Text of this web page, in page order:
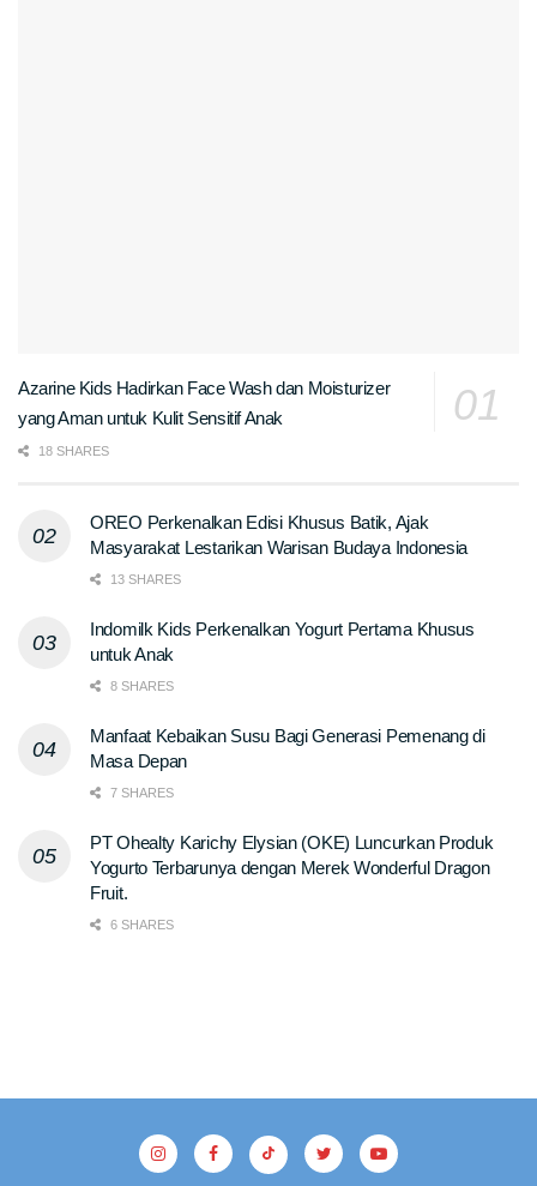
Azarine Kids Hadirkan Face Wash dan Moisturizer
yang Aman untuk Kulit Sensitif Anak
18 SHARES
OREO Perkenalkan Edisi Khusus Batik, Ajak
Masyarakat Lestarikan Warisan Budaya Indonesia
13 SHARES
Indomilk Kids Perkenalkan Yogurt Pertama Khusus
untuk Anak
8 SHARES
Manfaat Kebaikan Susu Bagi Generasi Pemenang di
Masa Depan
7 SHARES
PT Ohealty Karichy Elysian (OKE) Luncurkan Produk
Yogurto Terbarunya dengan Merek Wonderful Dragon
Fruit.
6 SHARES